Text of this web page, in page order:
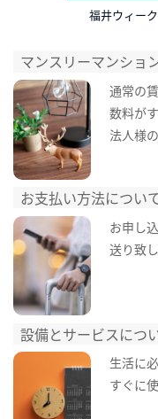
福井ウィー
マンスリーマンショ
通常の
数料が
法人様
お支払い方法につい
お申し
送り致し
設備とサービスにつ
生活に
すぐに